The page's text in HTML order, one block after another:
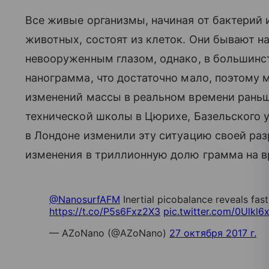
Все живые организмы, начиная от
животных, состоят из клеток. Они бывают
невооруженным глазом, однако, в
нанограмма, что достаточно мало, поэтому
изменений массы в реальном времени
технической школы в Цюрихе, Базельского
в Лондоне изменили эту ситуацию своей
изменения в триллионную долю грамма на
@NanosurfAFM Inertial picobalance reveals
https://t.co/P5s6Fxz2X3 pic.twitter.com/
— AZoNano (@AZoNano) 27 октября 2017 г.